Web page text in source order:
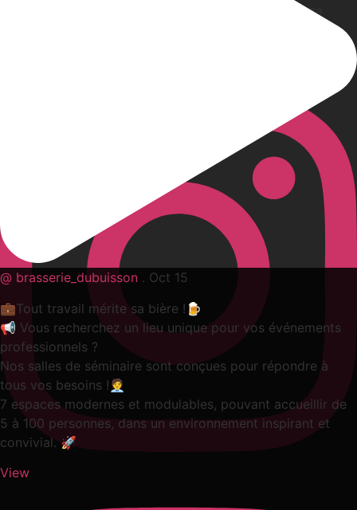
#dubuisson #beer #bier #birra #pivo #piwo #cerveza
@ brasserie_dubuisson . Oct 15
💼Tout travail mérite sa bière !🍺
📢 Vous recherchez un lieu unique pour vos événements
professionnels ?
Nos salles de séminaire sont conçues pour répondre à
tous vos besoins !🧑‍💼
7 espaces modernes et modulables, pouvant accueillir de
5 à 100 personnes, dans un environnement inspirant et
convivial. 🚀
View